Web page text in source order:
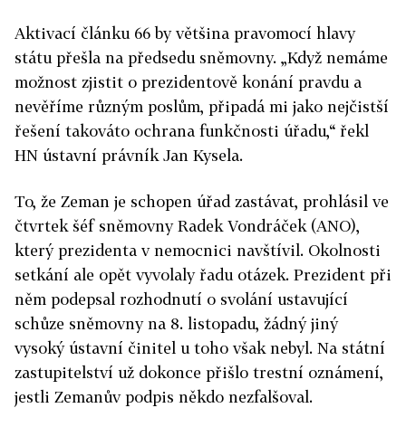
Aktivací článku 66 by většina pravomocí hlavy
státu přešla na předsedu sněmovny. „Když nemáme
možnost zjistit o prezidentově konání pravdu a
nevěříme různým poslům, připadá mi jako nejčistší
řešení takováto ochrana funkčnosti úřadu,“ řekl
HN ústavní právník Jan Kysela.
To, že Zeman je schopen úřad zastávat, prohlásil ve
čtvrtek šéf sněmovny Radek Vondráček (ANO),
který prezidenta v nemocnici navštívil. Okolnosti
setkání ale opět vyvolaly řadu otázek. Prezident při
něm podepsal rozhodnutí o svolání ustavující
schůze sněmovny na 8. listopadu, žádný jiný
vysoký ústavní činitel u toho však nebyl. Na státní
zastupitelství už dokonce přišlo trestní oznámení,
jestli Zemanův podpis někdo nezfalšoval.